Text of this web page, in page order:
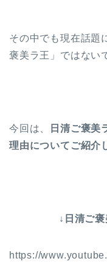
その中でも現在話題
褒美ラ王」ではない
今回は、
日清ご褒美
理由についてご紹介
↓日清ご
https://